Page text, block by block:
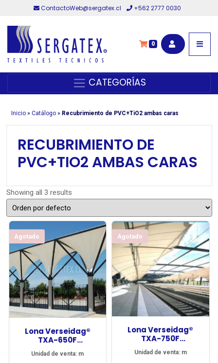
ContactoWeb@sergatex.cl +562 2777 0030
0
CATEGORÍAS
Inicio» Catálogo» Recubrimiento de PVC+TiO2 ambas caras
RECUBRIMIENTO DE
PVC+TIO2 AMBAS CARAS
Showing all 3 results
Agotado
Lona Verseidag®
TXA-650F
Arquitectura Tipo 0
PVDF
Unidad de venta: m
Agotado
Lona Verseidag®
TXA-750F
Arquitectura Tipo I
PVDF
Unidad de venta: m